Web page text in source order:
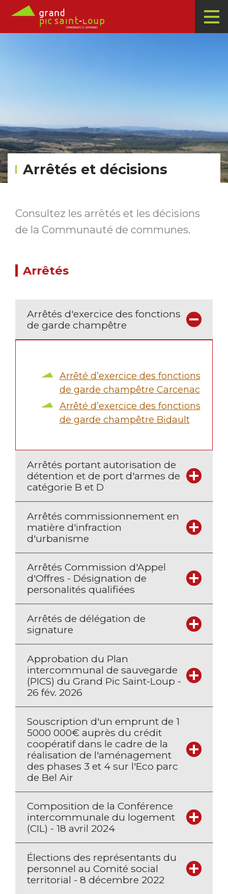
Arrêtés et décisions
Consultez les arrêtés et les décisions
de la Communauté de communes.
Arrêtés
Arrêtés d'exercice des fonctions
de garde champêtre
Arrêté d’exercice des fonctions
de garde champêtre Carcenac
Arrêté d’exercice des fonctions
de garde champêtre Bidault
Arrêtés portant autorisation de
détention et de port d'armes de
catégorie B et D
Arrêtés commissionnement en
matière d'infraction
d'urbanisme
Arrêtés Commission d'Appel
d'Offres - Désignation de
personalités qualifiées
Arrêtés de délégation de
signature
Approbation du Plan
intercommunal de sauvegarde
(PICS) du Grand Pic Saint-Loup -
26 fév. 2026
Souscription d'un emprunt de 1
5000 000€ auprès du crédit
coopératif dans le cadre de la
réalisation de l'aménagement
des phases 3 et 4 sur l'Eco parc
de Bel Air
Composition de la Conférence
intercommunale du logement
(CIL) - 18 avril 2024
Élections des représentants du
personnel au Comité social
territorial - 8 décembre 2022